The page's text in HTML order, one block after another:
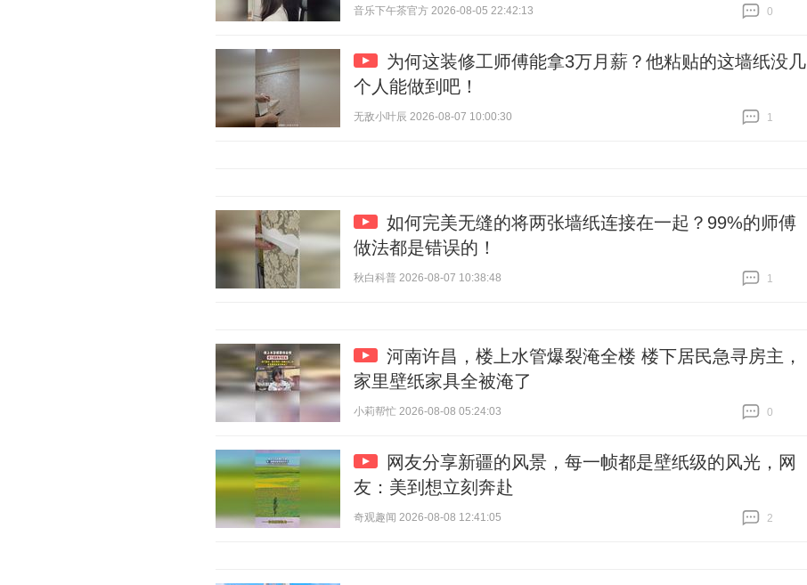
音乐下午茶官方 2026-08-05 22:42:13
0
为何这装修工师傅能拿3万月薪？他粘贴的这墙纸没几
个人能做到吧！
无敌小叶辰 2026-08-07 10:00:30
1
如何完美无缝的将两张墙纸连接在一起？99%的师傅
做法都是错误的！
秋白科普 2026-08-07 10:38:48
1
河南许昌，楼上水管爆裂淹全楼 楼下居民急寻房主，
家里壁纸家具全被淹了
小莉帮忙 2026-08-08 05:24:03
0
网友分享新疆的风景，每一帧都是壁纸级的风光，网
友：美到想立刻奔赴
奇观趣闻 2026-08-08 12:41:05
2